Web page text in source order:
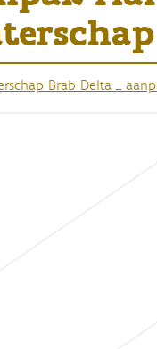
Brab Delta _